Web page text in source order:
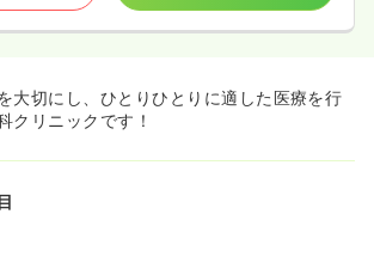
大切にし、ひとりひとりに適した医療を行
クリニックです！